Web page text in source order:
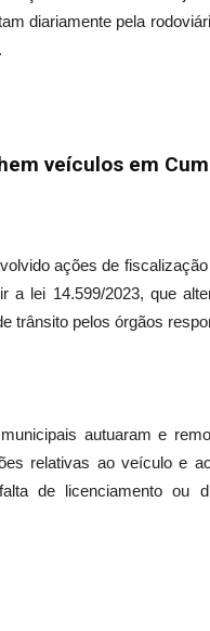
diariamente pela
veículos em
ações de
a lei 14.599/2023, que
trânsito pelos órgãos
autuaram e
relativas ao veículo e
de licenciamento ou